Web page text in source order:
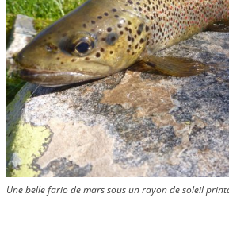
Une belle fario de mars sous un rayon de soleil